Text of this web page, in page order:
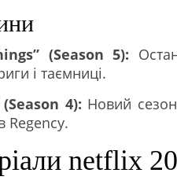
(Season 5):
і таємниці.
4): Новий
Regency.
netflix